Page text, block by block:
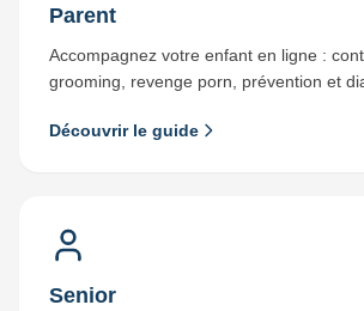
Parent
Accompagnez votre enfant en ligne :
grooming, revenge porn, prévention et
Découvrir le guide
Senior